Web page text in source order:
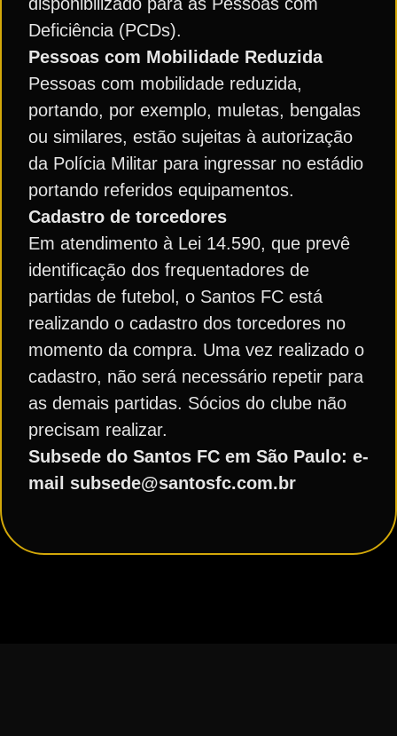
Deficiência (PCDs).
Pessoas com Mobilidade Reduzida
Pessoas com mobilidade reduzida,
portando, por exemplo, muletas, bengalas
ou similares, estão sujeitas à autorização
da Polícia Militar para ingressar no estádio
portando referidos equipamentos.
Cadastro de torcedores
Em atendimento à Lei 14.590, que prevê
identificação dos frequentadores de
partidas de futebol, o Santos FC está
realizando o cadastro dos torcedores no
momento da compra. Uma vez realizado o
cadastro, não será necessário repetir para
as demais partidas. Sócios do clube não
precisam realizar.
Subsede do Santos FC em São Paulo: e-
mail subsede@santosfc.com.br